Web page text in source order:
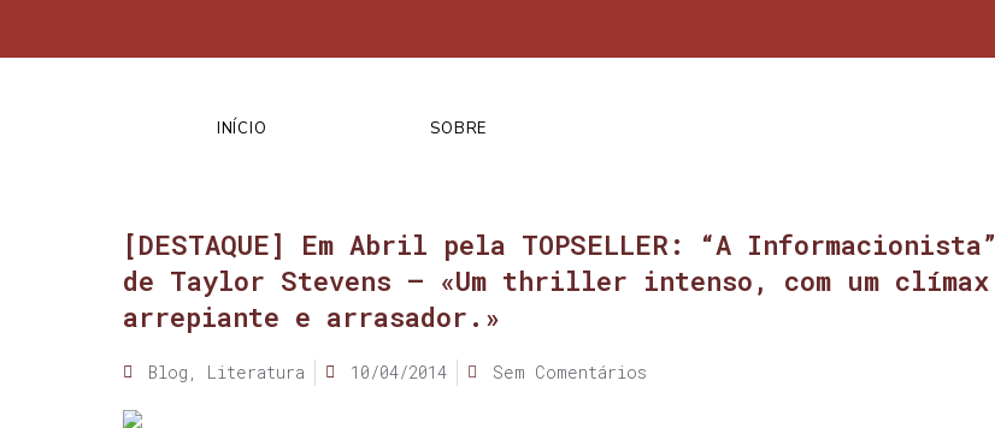
INÍCIO SOBRE
[DESTAQUE] Em Abril pela TOPSELLER: “A Informacionista”
de Taylor Stevens – «Um thriller intenso, com um clímax
arrepiante e arrasador.»
Blog , Literatura 10/04/2014 Sem Comentários